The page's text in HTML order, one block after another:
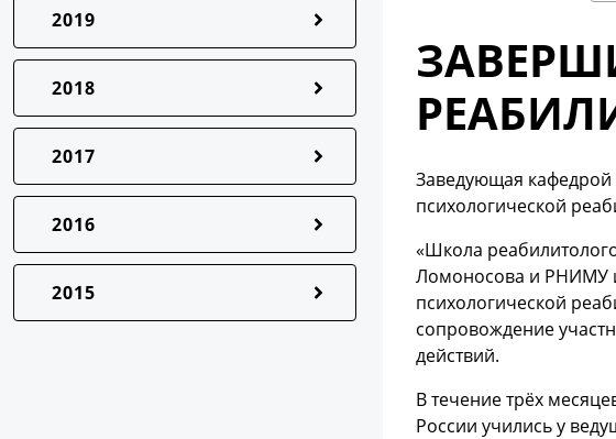
2019
2018
2017
2016
2015
Заведующая кафедрой
психологической
«Школа
Ломоносова и РНИМУ
психологической
сопровождение
действий.
В течение трёх
России учились у